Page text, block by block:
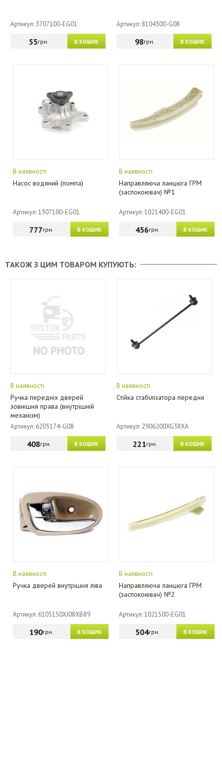
Артикул: 3707100-EG01
В КОШИК
55грн.
Артикул: 8104300-G08
В КОШИК
98грн.
В наявності
Насос водяний (помпа)
Артикул: 1307100-EG01
В КОШИК
777грн.
В наявності
Направляюча ланцюга ГРМ
(заспокоювач) №1
Артикул: 1021400-EG01
В КОШИК
456грн.
ТАКОЖ З ЦИМ ТОВАРОМ КУПУЮТЬ:
В наявності
Ручка передніх дверей
зовнішня права (внутрішній
механізм)
Артикул: 6205174-G08
В КОШИК
408грн.
В наявності
Стійка стабілізатора передня
Артикул: 2906200XG38XA
В КОШИК
221грн.
В наявності
Ручка дверей внутрішня ліва
Артикул: 6105150XJ08XB89
В КОШИК
190грн.
В наявності
Направляюча ланцюга ГРМ
(заспокоювач) №2
Артикул: 1021500-EG01
В КОШИК
504грн.